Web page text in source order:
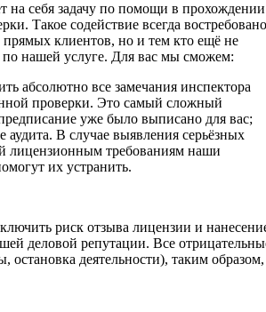
на себя задачу по помощи в прохождении
Такое содействие всегда востребовано
прямых клиентов, но и тем кто ещё не
нашей услуге. Для вас мы сможем:
абсолютно все замечания инспектора
проверки. Это самый сложный
уже было выписано для вас;
аудита. В случае выявления серьёзных
лицензионным требованиям наши
их устранить.
риск отзыва лицензии и
деловой репутации. Все
остановка деятельности), таким образом,